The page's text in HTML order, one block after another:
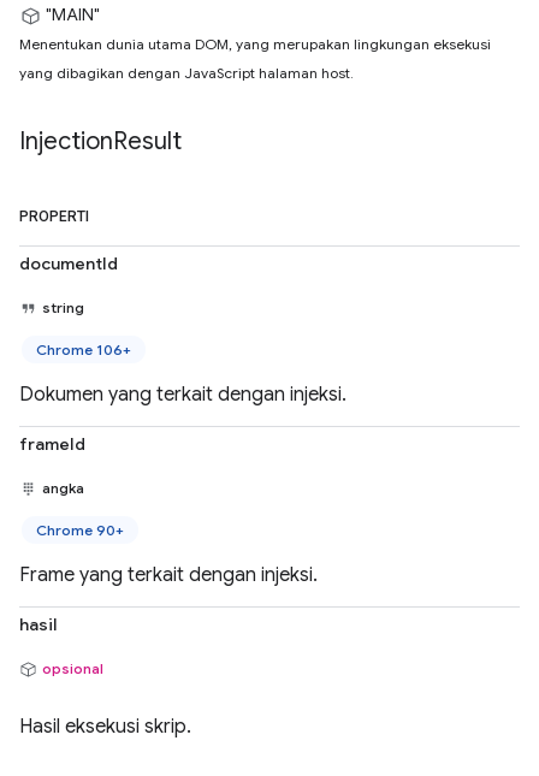
"MAIN"
Menentukan dunia utama DOM, yang merupakan lingkungan eksekusi
yang dibagikan dengan JavaScript halaman host.
InjectionResult
PROPERTI
documentId
string
Chrome 106+
Dokumen yang terkait dengan injeksi.
frameId
angka
Chrome 90+
Frame yang terkait dengan injeksi.
hasil
opsional
Hasil eksekusi skrip.